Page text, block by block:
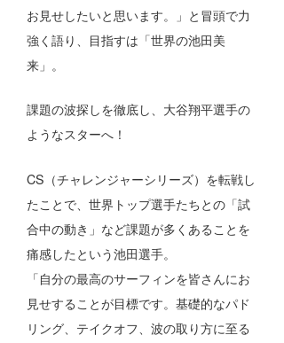
お見せしたいと思います。」と冒頭で力
強く語り、目指すは「世界の池田美
来」。
課題の波探しを徹底し、大谷翔平選手の
ようなスターへ！
CS（チャレンジャーシリーズ）を転戦し
たことで、世界トップ選手たちとの「試
合中の動き」など課題が多くあることを
痛感したという池田選手。
「自分の最高のサーフィンを皆さんにお
見せすることが目標です。基礎的なパド
リング、テイクオフ、波の取り方に至る